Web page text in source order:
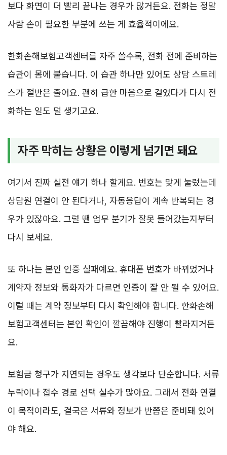
보다 화면이 더 빨리 끝나는 경우가 많거든요. 전화는 정말
사람 손이 필요한 부분에 쓰는 게 효율적이에요.
한화손해보험고객센터를 자주 쓸수록, 전화 전에 준비하는
습관이 몸에 붙습니다. 이 습관 하나만 있어도 상담 스트레
스가 절반은 줄어요. 괜히 급한 마음으로 걸었다가 다시 전
화하는 일도 덜 생기고요.
자주 막히는 상황은 이렇게 넘기면 돼요
여기서 진짜 실전 얘기 하나 할게요. 번호는 맞게 눌렀는데
상담원 연결이 안 된다거나, 자동응답이 계속 반복되는 경
우가 있잖아요. 그럴 땐 업무 분기가 잘못 들어갔는지부터
다시 보세요.
또 하나는 본인 인증 실패예요. 휴대폰 번호가 바뀌었거나
계약자 정보와 통화자가 다르면 인증이 잘 안 될 수 있어요.
이럴 때는 계약 정보부터 다시 확인해야 합니다. 한화손해
보험고객센터는 본인 확인이 깔끔해야 진행이 빨라지거든
요.
보험금 청구가 지연되는 경우도 생각보다 단순합니다. 서류
누락이나 접수 경로 선택 실수가 많아요. 그래서 전화 연결
이 목적이라도, 결국은 서류와 정보가 반쯤은 준비돼 있어
야 해요.